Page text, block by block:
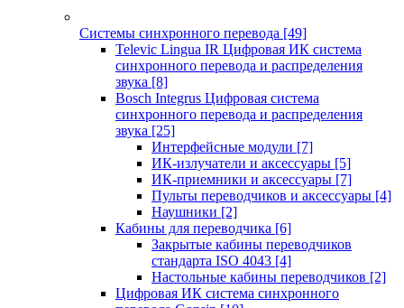
Системы синхронного перевода [49]
Televic Lingua IR Цифровая ИК система
синхронного перевода и распределения
звука [8]
Bosch Integrus Цифровая система
синхронного перевода и распределения
звука [25]
Интерфейсные модули [7]
ИК-излучатели и аксессуары [5]
ИК-приемники и аксессуары [7]
Пульты переводчиков и аксессуары [4]
Наушники [2]
Кабины для переводчика [6]
Закрытые кабины переводчиков
стандарта ISO 4043 [4]
Настольные кабины переводчиков [2]
Цифровая ИК система синхронного